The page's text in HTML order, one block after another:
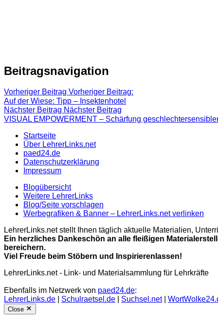
Beitragsnavigation
Vorheriger Beitrag Vorheriger Beitrag:
Auf der Wiese: Tipp – Insektenhotel
Nächster Beitrag Nächster Beitrag
VISUAL EMPOWERMENT – Schärfung
Startseite
Über LehrerLinks.net
paed24.de
Datenschutzerklärung
Impressum
Blogübersicht
Weitere LehrerLinks
Blog/Seite vorschlagen
Werbegrafiken & Banner – LehrerLinks.net verlinken
LehrerLinks.net stellt Ihnen täglich aktuelle Materialien,
Ein herzliches Dankeschön an alle fleißigen
bereichern.
Viel Freude beim Stöbern und Inspirierenlassen!
LehrerLinks.net - Link- und Materialsammlung für Lehrkräfte
Ebenfalls im Netzwerk von paed24.de:
LehrerLinks.de
Schulraetsel.de Suchsel.net|
Close